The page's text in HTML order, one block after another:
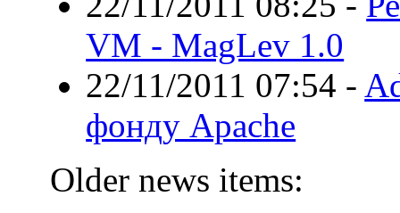
VM - MagLev 1.0
22/11/2011 07:54 -
фонду Apache
Older news items: